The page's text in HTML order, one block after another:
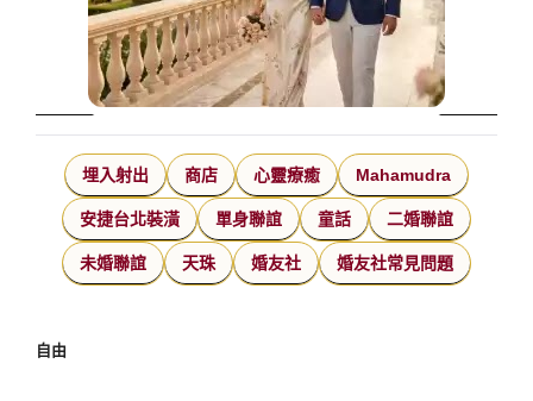
埋入射出 商店 心靈療癒 Mahamudra
安捷台北裝潢 單身聯誼 童話 二婚聯誼
未婚聯誼 天珠 婚友社 婚友社常見問題
自由